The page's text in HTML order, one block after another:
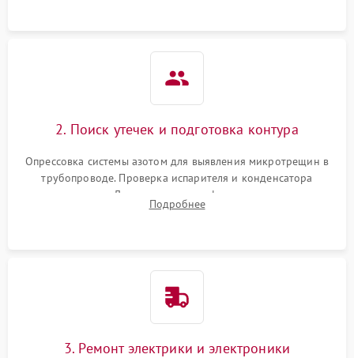
2. Поиск утечек и подготовка контура
Опрессовка системы азотом для выявления микротрещин в
трубопроводе. Проверка испарителя и конденсатора
течеискателем. Демонтаж старого фильтра-осушителя и
продувка капиллярной трубки для устранения засоров.
Подробнее
3. Ремонт электрики и электроники